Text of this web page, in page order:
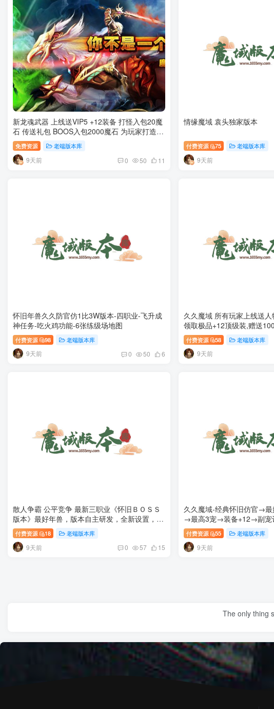
新龙魂武器 上线送VIP5 +12装备 打怪入包20魔
石 传送礼包 BOOS入包2000魔石 为玩家打造一
个公平轻松的起点。
免费资源 老端版本库
9天前 0 50 11
情缘魔域 袁头独家版本
付费资源 75 老端版本库
9天前
怀旧年兽久久防官仿1比3W版本-四职业-飞升成
神任务-吃火鸡功能-6张练级场地图
付费资源 98 老端版本库
9天前 0 50 6
久久魔域 所有玩家上线送
领取极品+12顶级装,赠送
服最高ＶＩＰ７起步，PK超
付费资源 58 老端版本库
9天前
散人争霸 公平竞争 最新三职业《怀旧ＢＯＳＳ
版本》最好年兽，版本自主研发，全新设置，真
正完美无漏洞
付费资源 18 老端版本库
9天前 0 57 15
久久魔域-经典怀旧仿官→
→最高3宠→装备+12→副宠
付费资源 55 老端版本库
9天前
The only thing